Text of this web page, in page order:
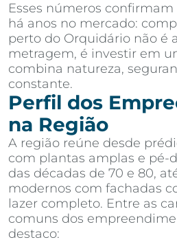
Esses números
há anos no mercado:
perto do Orquidário não é
metragem, é investir em
combina natureza,
constante.
Perfil dos
na Região
A região reúne desde
com plantas amplas e pé-
das décadas de 70 e 80,
modernos com fachadas
lazer completo. Entre as
comuns dos
destaco: